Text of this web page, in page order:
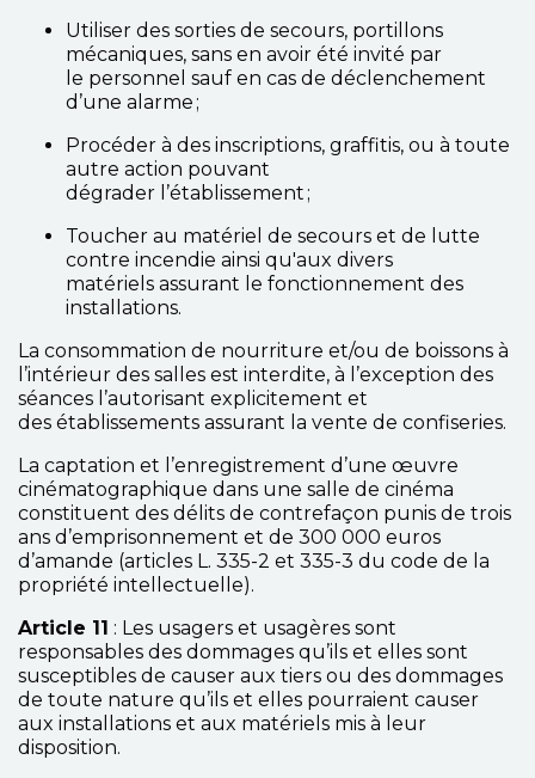
Utiliser des sorties de secours, portillons
mécaniques, sans en avoir été invité par
le personnel sauf en cas de déclenchement
d’une alarme ;
Procéder à des inscriptions, graffitis, ou à toute
autre action pouvant
dégrader l’établissement ;
Toucher au matériel de secours et de lutte
contre incendie ainsi qu'aux divers
matériels assurant le fonctionnement des
installations.
La consommation de nourriture et/ou de boissons à
l’intérieur des salles est interdite, à l’exception des
séances l’autorisant explicitement et
des établissements assurant la vente de confiseries.
La captation et l’enregistrement d’une œuvre
cinématographique dans une salle de cinéma
constituent des délits de contrefaçon punis de trois
ans d’emprisonnement et de 300 000 euros
d’amande (articles L. 335-2 et 335-3 du code de la
propriété intellectuelle).
Article 11 : Les usagers et usagères sont
responsables des dommages qu’ils et elles sont
susceptibles de causer aux tiers ou des dommages
de toute nature qu’ils et elles pourraient causer
aux installations et aux matériels mis à leur
disposition.